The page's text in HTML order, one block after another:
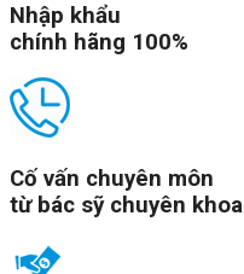
Nhập khẩu
chính hãng 100%
Cố vấn chuyên môn
từ bác sỹ chuyên khoa